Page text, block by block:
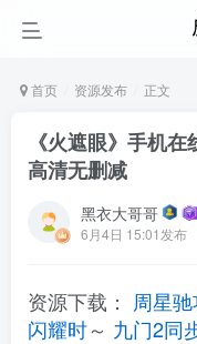
首页 资源发布 正文
《火遮眼》手机
高清无删减
黑衣大哥哥
6月4日 15:01发布
资源下载： 周星
闪耀时～ 九门2同